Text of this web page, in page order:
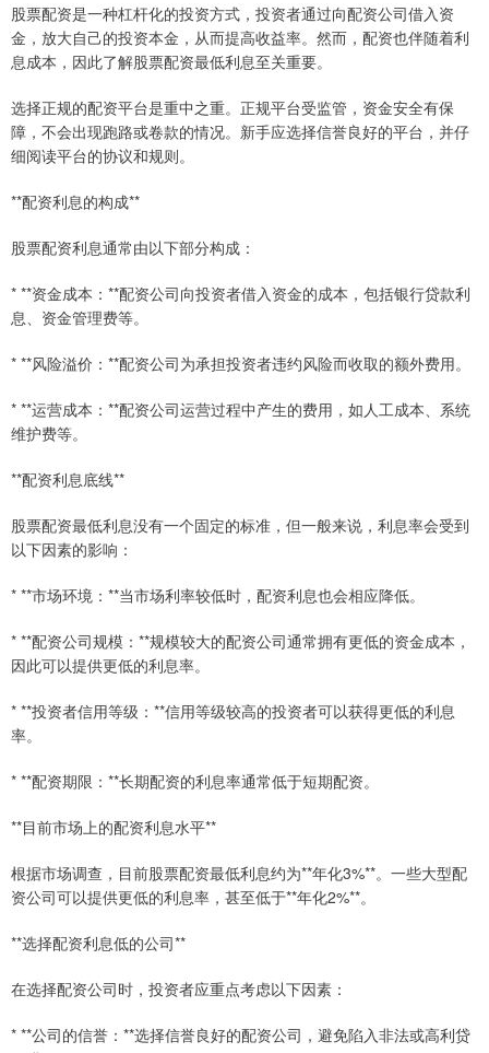
股票配资是一种杠杆化的投资方式，投资者通过向配资公司借入资
金，放大自己的投资本金，从而提高收益率。然而，配资也伴随着利
息成本，因此了解股票配资最低利息至关重要。
选择正规的配资平台是重中之重。正规平台受监管，资金安全有保
障，不会出现跑路或卷款的情况。新手应选择信誉良好的平台，并仔
细阅读平台的协议和规则。
**配资利息的构成**
股票配资利息通常由以下部分构成：
* **资金成本：**配资公司向投资者借入资金的成本，包括银行贷款利
息、资金管理费等。
* **风险溢价：**配资公司为承担投资者违约风险而收取的额外费用。
* **运营成本：**配资公司运营过程中产生的费用，如人工成本、系统
维护费等。
**配资利息底线**
股票配资最低利息没有一个固定的标准，但一般来说，利息率会受到
以下因素的影响：
* **市场环境：**当市场利率较低时，配资利息也会相应降低。
* **配资公司规模：**规模较大的配资公司通常拥有更低的资金成本，
因此可以提供更低的利息率。
* **投资者信用等级：**信用等级较高的投资者可以获得更低的利息
率。
* **配资期限：**长期配资的利息率通常低于短期配资。
**目前市场上的配资利息水平**
根据市场调查，目前股票配资最低利息约为**年化3%**。一些大型配
资公司可以提供更低的利息率，甚至低于**年化2%**。
**选择配资利息低的公司**
在选择配资公司时，投资者应重点考虑以下因素：
* **公司的信誉：**选择信誉良好的配资公司，避免陷入非法或高利贷